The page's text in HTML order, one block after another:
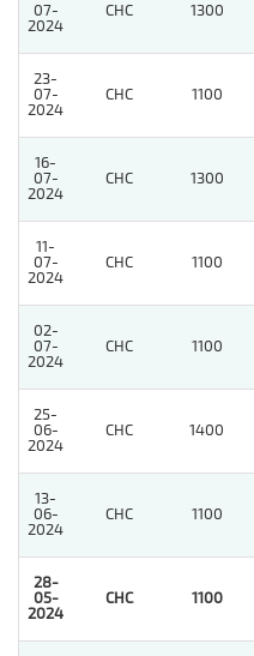
07-
2024
CHC 1300
23-
07-
2024
CHC 1100
16-
07-
2024
CHC 1300
11-
07-
2024
CHC 1100
02-
07-
2024
CHC 1100
25-
06-
2024
CHC 1400
13-
06-
2024
CHC 1100
28-
05-
2024
CHC 1100